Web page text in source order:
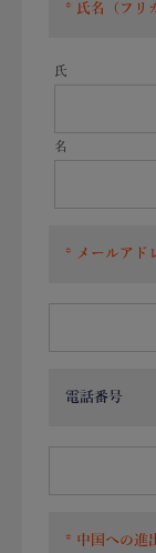
氏名（フリ
氏
名
メールアド
電話番号
中国への進